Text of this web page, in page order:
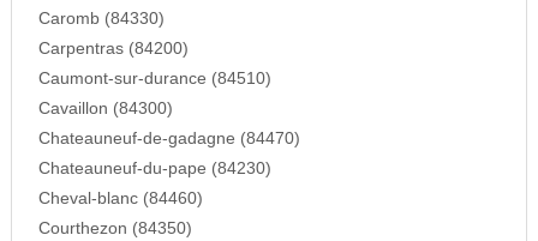
Caromb (84330)
Carpentras (84200)
Caumont-sur-durance (84510)
Cavaillon (84300)
Chateauneuf-de-gadagne (84470)
Chateauneuf-du-pape (84230)
Cheval-blanc (84460)
Courthezon (84350)